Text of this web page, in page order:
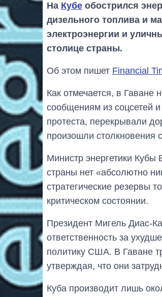
На Кубе обострился
дизельного топлива и
электроэнергии и
столице страны.
Об этом пишет Financial
Как отмечается, в
сообщениям из соцсетей
протеста, перекрывали
произошли столкновения
Министр энергетики
страны нет «абсолютно
стратегические резервы
критическом состоянии.
Президент Мигель Диас-
ответственность за
политику США. В Гаване
утверждая, что они
Куба производит лишь